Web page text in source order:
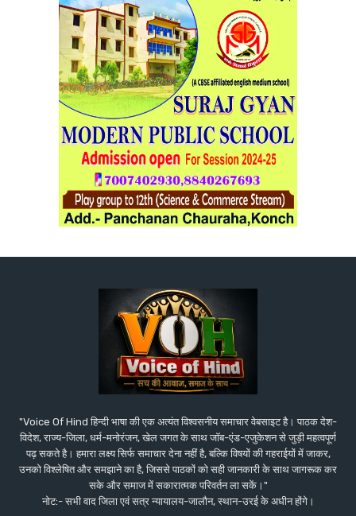
"Voice Of Hind हिन्दी भाषा की एक अत्यंत विश्वसनीय समाचार वेबसाइट है। पाठक देश-
विदेश, राज्य-जिला, धर्म-मनोरंजन, खेल जगत के साथ जॉब-एंड-एजुकेशन से जुड़ी महत्वपूर्ण
पढ़ सकते है। हमारा लक्ष्य सिर्फ समाचार देना नहीं है, बल्कि विषयों की गहराईयों में जाकर,
उनको विश्लेषित और समझाने का है, जिससे पाठकों को सही जानकारी के साथ जागरूक कर
सके और समाज में सकारात्मक परिवर्तन ला सकें।"
नोट:- सभी वाद जिला एवं सत्र न्यायालय-जालौन, स्थान-उरई के अधीन होंगे।